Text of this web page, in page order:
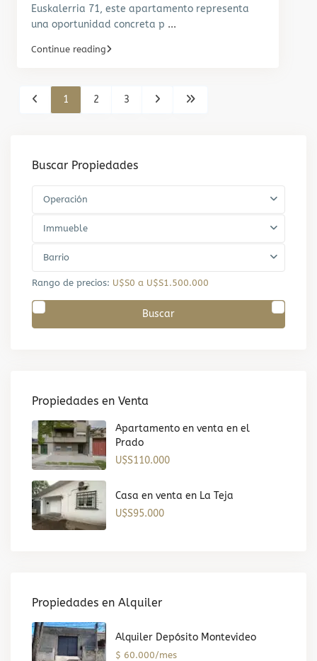
Euskalerria 71, este apartamento representa
una oportunidad concreta p ...
Continue reading
1 2 3
Buscar Propiedades
Operación
Immueble
Barrio
Rango de precios: U$S0 a U$S1.500.000
Buscar
Propiedades en Venta
Apartamento en venta en el
Prado
U$S110.000
Casa en venta en La Teja
U$S95.000
Propiedades en Alquiler
Alquiler Depósito Montevideo
$ 60.000/mes